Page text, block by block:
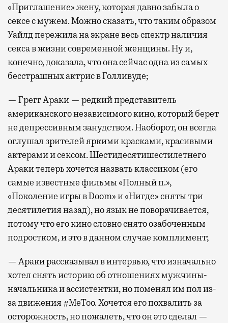
«Приглашение» жену, которая давно забыла о
сексе с мужем. Можно сказать, что таким образом
Уайлд пережила на экране весь спектр наличия
секса в жизни современной женщины. Ну и,
конечно, доказала, что она сейчас одна из самых
бесстрашных актрис в Голливуде;
— Грегг Араки — редкий представитель
американского независимого кино, который берет
не депрессивным занудством. Наоборот, он всегда
оглушал зрителей яркими красками, красивыми
актерами и сексом. Шестидесятишестилетнего
Араки теперь хочется назвать классиком (его
самые известные фильмы «Полный п.»,
«Поколение игры в Doom» и «Нигде» сняты три
десятилетия назад), но язык не поворачивается,
потому что его кино словно снято озабоченным
подростком, и это в данном случае комплимент;
— Араки рассказывал в интервью, что изначально
хотел снять историю об отношениях мужчины-
начальника и ассистентки, но поменял им пол из-
за движения #MeToo. Хочется его похвалить за
осторожность, но пожалеть, что он это сделал —